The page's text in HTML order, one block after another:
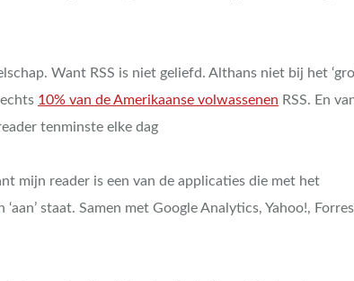
Want RSS is niet geliefd. Althans niet bij het
10% van de Amerikaanse volwassenen RSS. En
tenminste elke dag
mijn reader is een van de applicaties die met het
staat. Samen met Google Analytics, Yahoo!,